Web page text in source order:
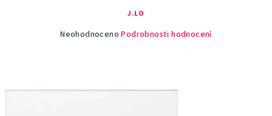
J.LO
Průměrné
z
Neohodnoceno Podrobnosti hodnocení